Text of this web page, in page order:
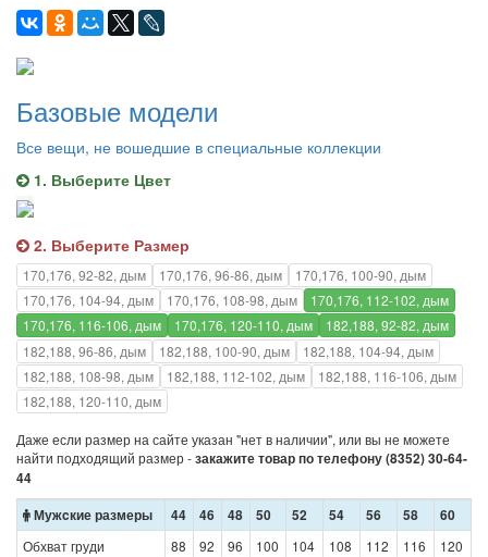
Базовые модели
Все вещи, не вошедшие в специальные коллекции
1. Выберите Цвет
2. Выберите Размер
170,176, 92-82, дым 170,176, 96-86, дым
170,176, 100-90, дым
170,176, 104-94, дым
170,176, 108-98, дым
170,176, 112-102, дым
170,176, 116-106, дым
170,176, 120-110, дым
182,188, 92-82, дым
182,188, 96-86, дым
182,188, 100-90, дым
182,188, 104-94, дым
182,188, 108-98, дым
182,188, 112-102, дым
182,188, 116-106, дым
182,188, 120-110, дым
Даже если размер на сайте указан "нет в наличии", или вы не можете
найти подходящий размер -закажите товар по телефону (8352) 30-64-
44
Мужcкие размеры
44 46 48 50 52 54 56 58
60
Обхват груди
88 92 96 100 104 108 112 116
120